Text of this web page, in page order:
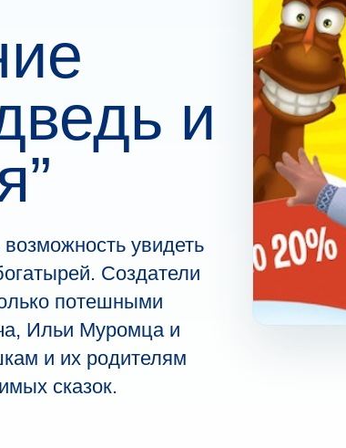
и
увидеть
Создатели
потешными
Ильи Муромца и
и их родителям
сказок.